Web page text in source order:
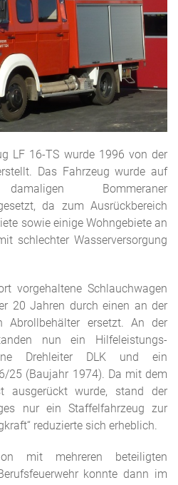
LF 16-TS wurde 1996 von der
Das Fahrzeug wurde auf
Bommeraner
da zum Ausrückbereich
sowie einige Wohngebiete an
schlechter Wasserversorgung
vorgehaltene Schlauchwagen
20 Jahren durch einen an der
Abrollbehälter ersetzt. An der
nun ein Hilfeleistungs-
Drehleiter DLK und ein
25 (Baujahr 1974). Da mit dem
ausgerückt wurde, stand der
nur ein Staffelfahrzeug zur
reduzierte sich erheblich.
mit mehreren beteiligten
konnte dann im